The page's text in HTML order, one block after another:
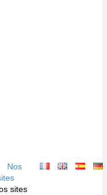
Nos
sites